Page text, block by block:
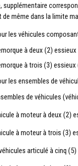
supplémentaire
de même dans la limite
les véhicules
à deux (2)
à trois (3)
les ensembles de
de véhicules
à moteur à deux
à moteur à trois
articulé à cinq